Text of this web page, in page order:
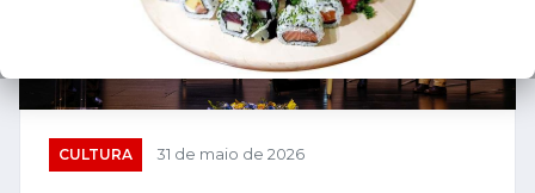
CULTURA 31 de maio de 2026